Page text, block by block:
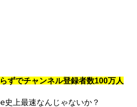
ずでチャンネル登録者数100万人
史上最速なんじゃないか？